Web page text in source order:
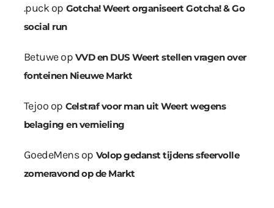
.puckop Gotcha! Weert organiseert Gotcha! & Go
social run
Betuweop VVD en DUS Weert stellen vragen over
fonteinen Nieuwe Markt
Tejoo op Celstraf voor man uit Weert wegens
belaging en vernieling
GoedeMensop Volop gedanst tijdens sfeervolle
zomeravond op de Markt